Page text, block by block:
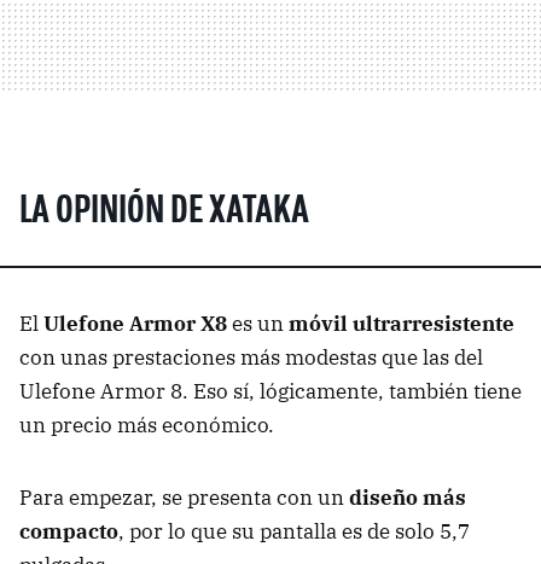
LA OPINIÓN DE XATAKA
ElUlefone Armor X8es unmóvil ultrarresistente
con unas prestaciones más modestas que las del
Ulefone Armor 8. Eso sí, lógicamente, también tiene
un precio más económico.
Para empezar, se presenta con undiseño más
compacto, por lo que su pantalla es de solo 5,7